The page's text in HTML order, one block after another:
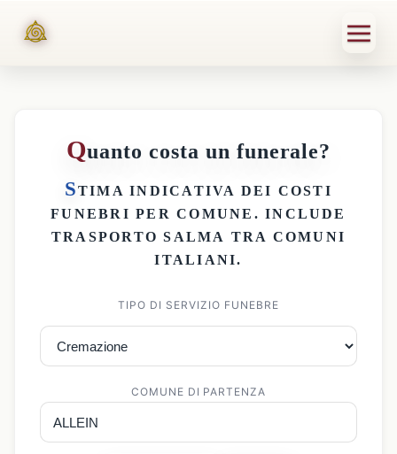
Quanto costa un funerale?
STIMA INDICATIVA DEI COSTI
FUNEBRI PER COMUNE . INCLUDE
TRASPORTO SALMA TRA COMUNI
ITALIANI.
TIPO DI SERVIZIO FUNEBRE
COMUNE DI PARTENZA